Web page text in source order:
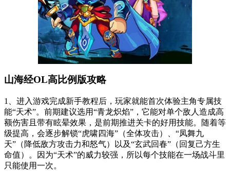
山海经OL高比例版攻略
1、进入游戏完成新手教程后，玩家就能首次体验主角专属技
能“天术”。前期建议选用“青龙炽焰”，它能对单个敌人造成高
额伤害且带有眩晕效果，是前期推进关卡的好用技能。随着等
级提高，会逐步解锁“虎啸四海”（全体攻击）、“凤舞九
天”（降低敌方攻击力和怒气）以及“玄武回春”（回复己方生
命值）。因为“天术”的威力较强，所以每个技能在一场战斗里
只能使用一次。